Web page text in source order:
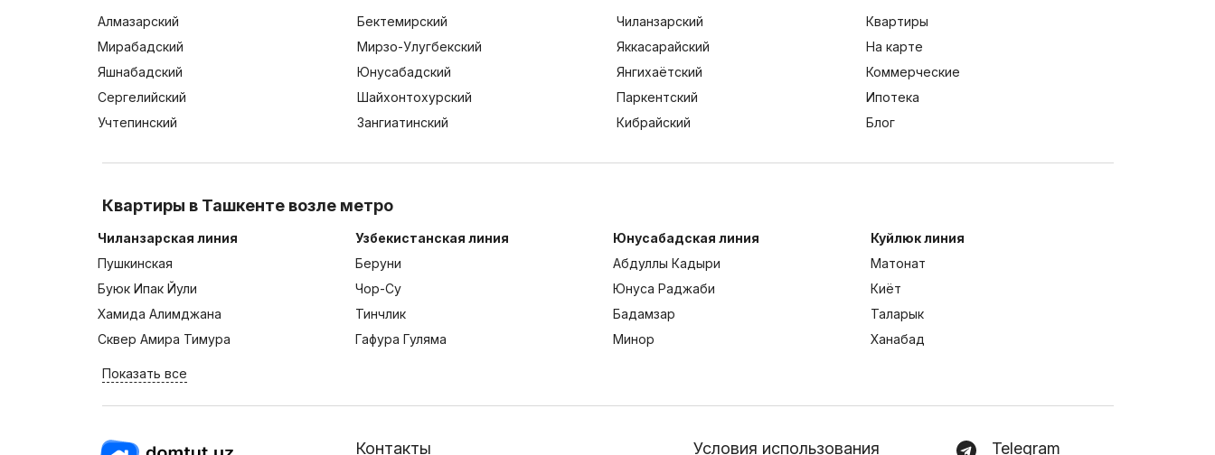
Алмазарский Бектемирский
Чиланзарский
Мирабадский
Мирзо-Улугбекский
Яккасарайский
Яшнабадский
Юнусабадский
Янгихаётский
Сергелийский
Шайхонтохурский
Паркентский
Учтепинский
Зангиатинский Кибрайский
Квартиры
На карте
Коммерческие
Ипотека
Блог
Квартиры в Ташкенте возле метро
Чиланзарская линия
Пушкинская
Буюк Ипак Йули
Хамида Алимджана
Сквер Амира Тимура
Узбекистанская линия
Беруни
Чор-Су
Тинчлик
Гафура Гуляма
Юнусабадская линия
Абдуллы Кадыри
Юнуса Раджаби
Бадамзар
Минор
Куйлюк линия
Матонат
Киёт
Таларык
Ханабад
Показать все
Контакты Условия использования Telegram